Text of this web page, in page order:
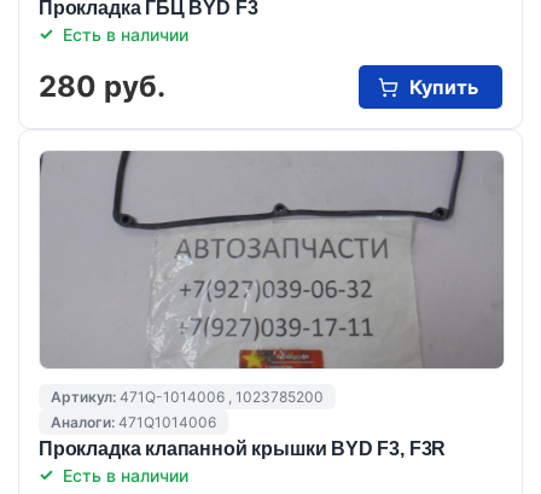
Прокладка ГБЦ BYD F3
Есть в наличии
280 руб. Купить
Артикул: 471Q-1014006 , 1023785200
Аналоги: 471Q1014006
Прокладка клапанной крышки BYD F3, F3R
Есть в наличии